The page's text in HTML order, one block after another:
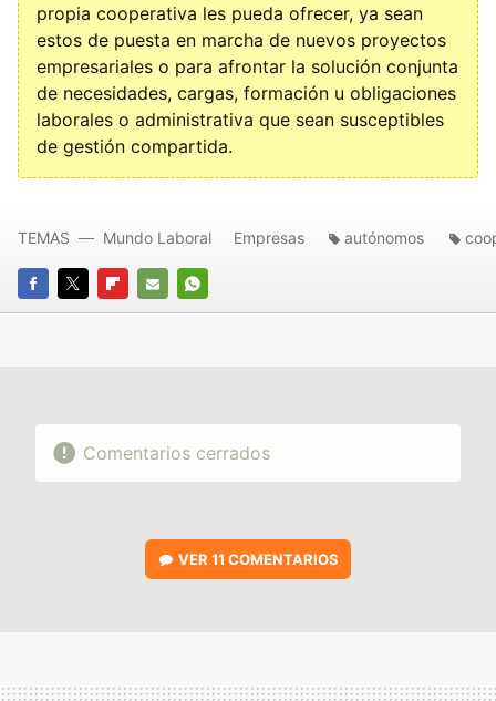
propia cooperativa les pueda ofrecer, ya sean
estos de puesta en marcha de nuevos proyectos
empresariales o para afrontar la solución conjunta
de necesidades, cargas, formación u obligaciones
laborales o administrativa que sean susceptibles
de gestión compartida.
FACEBOOK
TWITTERFLIPBOARD
E-
WHATSAPP
TEMAS Mundo Laboral Empresas autónomos
Comentarios cerrados
VER11 COMENTARIOS